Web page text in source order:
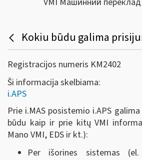
Kokiu būdu galima
Registracijos numeris KM2402
Ši informacija skelbiama:
i.APS
Prie i.MAS posistemio i.APS
būdu kaip ir prie kitų VMI
Mano VMI, EDS ir kt.):
Per išorines sistemas